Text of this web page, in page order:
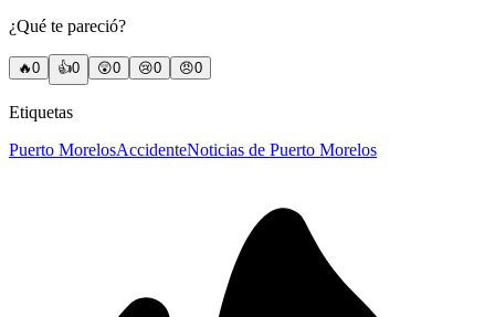
¿Qué te pareció?
🔥0 👍0 😲0 😢0 😠0
Etiquetas
Puerto MorelosAccidenteNoticias de Puerto Morelos